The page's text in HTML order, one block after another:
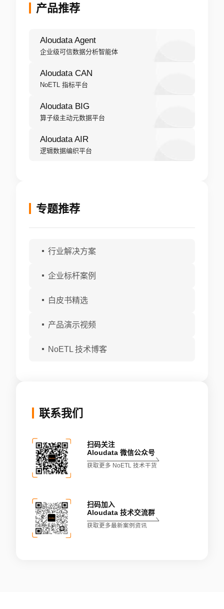
产品推荐
Aloudata Agent
企业级可信数据分析智能体
Aloudata CAN
NoETL 指标平台
Aloudata BIG
算子级主动元数据平台
Aloudata AIR
逻辑数据编织平台
专题推荐
行业解决方案
企业标杆案例
白皮书精选
产品演示视频
NoETL 技术博客
联系我们
扫码关注
Aloudata 微信公众号
获取更多 NoETL 技术干货
扫码加入
Aloudata 技术交流群
获取更多最新案例资讯